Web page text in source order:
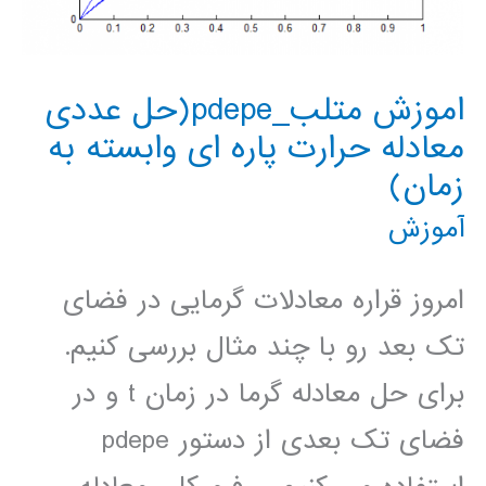
اموزش متلب_pdepe(حل عددی
معادله حرارت پاره ای وابسته به
زمان)
آموزش
امروز قراره معادلات گرمایی در فضای
تک بعد رو با چند مثال بررسی کنیم.
برای حل معادله گرما در زمان t و در
فضای تک بعدی از دستور pdepe